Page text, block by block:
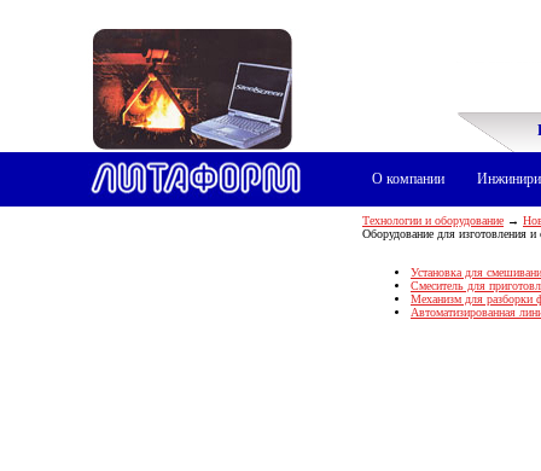
О компании
Технологии и оборудование →
Оборудование для изготовления
Установка для
Смеситель для
Механизм для разборки
Автоматизированная